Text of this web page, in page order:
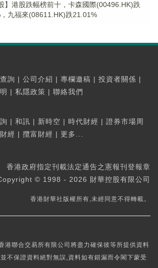
】港股跌幅榜前十，卡森國際(00496.HK)跌
九福來(08611.HK)跌21.01%
詢 | 公司介紹 | 專欄邀稿 | 投資者關係 |
| 私隱政策 | 聯絡我們
| 和訊 | 新時空 | 時代財經 | 證券市場周
經 | 攬富財經 | 更多...
香港政府指定刊載法定通告之憲報刊登報章
© 1998 - 2026 財華控股有限公司
香港財華社版權所有,未經同意不得轉載。
港聯合交易所有限公司將盡力確保彼等所提供資料
不保證資料絕對無誤,資料如有錯漏而令閣下蒙受